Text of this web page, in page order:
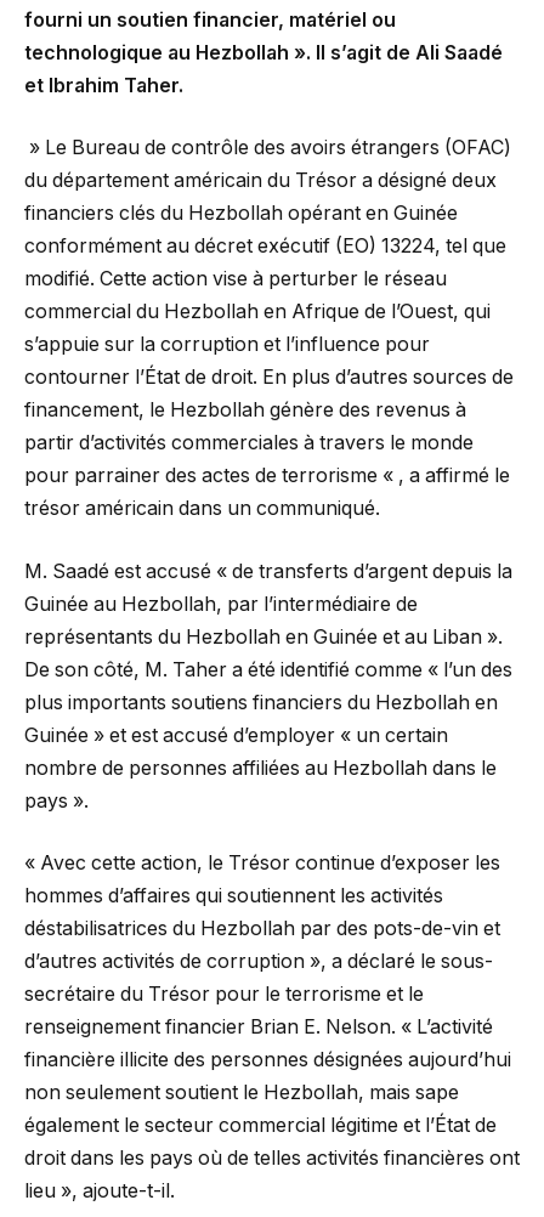
fourni un soutien financier, matériel ou
technologique au Hezbollah ». Il s’agit de Ali Saadé
et Ibrahim Taher.
» Le Bureau de contrôle des avoirs étrangers (OFAC)
du département américain du Trésor a désigné deux
financiers clés du Hezbollah opérant en Guinée
conformément au décret exécutif (EO) 13224, tel que
modifié. Cette action vise à perturber le réseau
commercial du Hezbollah en Afrique de l’Ouest, qui
s’appuie sur la corruption et l’influence pour
contourner l’État de droit. En plus d’autres sources de
financement, le Hezbollah génère des revenus à
partir d’activités commerciales à travers le monde
pour parrainer des actes de terrorisme « , a affirmé le
trésor américain dans un communiqué.
M. Saadé est accusé « de transferts d’argent depuis la
Guinée au Hezbollah, par l’intermédiaire de
représentants du Hezbollah en Guinée et au Liban ».
De son côté, M. Taher a été identifié comme « l’un des
plus importants soutiens financiers du Hezbollah en
Guinée » et est accusé d’employer « un certain
nombre de personnes affiliées au Hezbollah dans le
pays ».
« Avec cette action, le Trésor continue d’exposer les
hommes d’affaires qui soutiennent les activités
déstabilisatrices du Hezbollah par des pots-de-vin et
d’autres activités de corruption », a déclaré le sous-
secrétaire du Trésor pour le terrorisme et le
renseignement financier Brian E. Nelson. « L’activité
financière illicite des personnes désignées aujourd’hui
non seulement soutient le Hezbollah, mais sape
également le secteur commercial légitime et l’État de
droit dans les pays où de telles activités financières ont
lieu », ajoute-t-il.